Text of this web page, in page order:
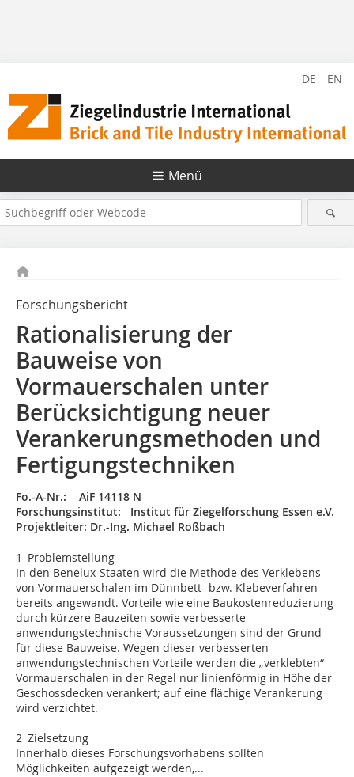
DE EN
Menü
Forschungsbericht
Rationalisierung der
Bauweise von
Vormauerschalen unter
Berücksichtigung neuer
Verankerungsmethoden und
Fertigungstechniken
Fo.-A-Nr.: AiF 14118 N
Forschungsinstitut: Institut für Ziegelforschung Essen e.V.
Projektleiter: Dr.-Ing. Michael Roßbach
1 Problemstellung
In den Benelux-Staaten wird die Methode des Verklebens
von Vormauerschalen im Dünnbett- bzw. Klebeverfahren
bereits angewandt. Vorteile wie eine Baukostenreduzierung
durch kürzere Bauzeiten sowie verbesserte
anwendungstechnische Voraussetzungen sind der Grund
für diese Bauweise. Wegen dieser verbesserten
anwendungstechnischen Vorteile werden die „verklebten“
Vormauerschalen in der Regel nur linienförmig in Höhe der
Geschossdecken verankert; auf eine flächige Verankerung
wird verzichtet.
2 Zielsetzung
Innerhalb dieses Forschungsvorhabens sollten
Möglichkeiten aufgezeigt werden,...